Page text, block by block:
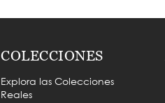
COLECCIONES
Explora las Colecciones
Reales